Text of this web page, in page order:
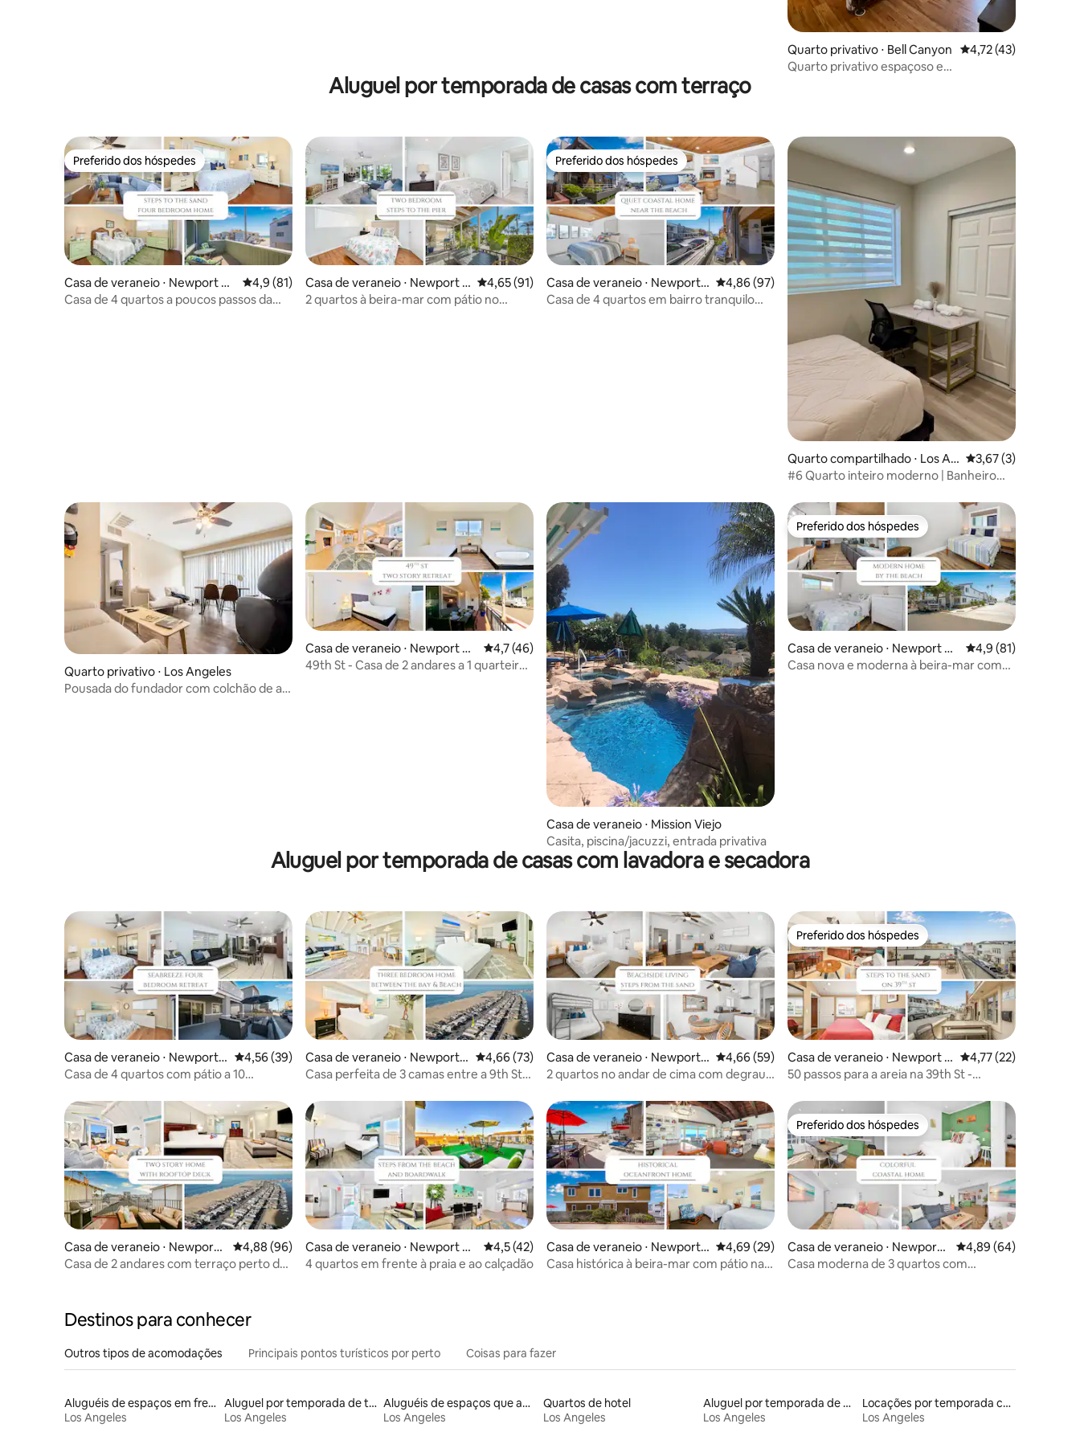
Quarto privativo ⋅ Bell Canyon 4,72 de uma
4,72 (43)
Quarto privativo espaçoso e
Aluguel por temporada de casas com terraço
Preferido dos hóspedes
Preferido dos hóspedes
Casa de veraneio ⋅ Newport Be
ach
4,9 de uma avaliação média de 5, 81 avaliações
4,9 (81)
Casa de 4 quartos a poucos passos da
Casa de veraneio ⋅ Newport B
each
4,65 de uma avaliação média de 5, 91 avaliações
4,65 (91)
2 quartos à beira-mar com pátio no
Preferido dos hóspedes
Preferido dos hóspedes
Casa de veraneio ⋅ Newport
Beach
4,86 de uma avaliação média de 5, 97 avaliações
4,86 (97)
Casa de 4 quartos em bairro tranquilo
Quarto compartilhado ⋅ Los An
geles
3,67 de uma
3,67 (3)
#6 Quarto inteiro moderno | Banheiro
Quarto privativo ⋅ Los Angeles
Pousada do fundador com colchão de ar
Casa de veraneio ⋅ Newport Be
ach
4,7 de uma avaliação média de 5, 46 avaliações
4,7 (46)
49th St - Casa de 2 andares a 1 quarteirão
Casa de veraneio ⋅ Mission Viejo
Casita, piscina/jacuzzi, entrada privativa
Preferido dos hóspedes
Preferido dos hóspedes
Casa de veraneio ⋅ Newport Be
ach
4,9 de uma
4,9 (81)
Casa nova e moderna à beira-mar com
Aluguel por temporada de casas com lavadora e secadora
Casa de veraneio ⋅ Newport B
each
4,56 de uma avaliação média de 5, 39 avaliações
4,56 (39)
Casa de 4 quartos com pátio a 10
Casa de veraneio ⋅ Newport B
each
4,66 de uma avaliação média de 5, 73 avaliações
4,66 (73)
Casa perfeita de 3 camas entre a 9th St
Casa de veraneio ⋅ Newport
Beach
4,66 de uma avaliação média de 5, 59 avaliações
4,66 (59)
2 quartos no andar de cima com degraus
Preferido dos hóspedes
Preferido dos hóspedes
Casa de veraneio ⋅ Newport B
each
4,77 de uma
4,77 (22)
50 passos para a areia na 39th St -
Casa de veraneio ⋅ Newport
Beach
4,88 de uma avaliação média de 5, 96 avaliações
4,88 (96)
Casa de 2 andares com terraço perto de
Casa de veraneio ⋅ Newport Be
ach
4,5 de uma avaliação média de 5, 42 avaliações
4,5 (42)
4 quartos em frente à praia e ao calçadão
Casa de veraneio ⋅ Newport
Beach
4,69 de uma avaliação média de 5, 29 avaliações
4,69 (29)
Casa histórica à beira-mar com pátio na
Preferido dos hóspedes
Preferido dos hóspedes
Casa de veraneio ⋅ Newport
Beach
4,89 de uma
4,89 (64)
Casa moderna de 3 quartos com
Destinos para conhecer
Outros tipos de acomodações Principais pontos turísticos por perto Coisas para fazer
Aluguéis de espaços em frente à praia
Los Angeles
Aluguel por temporada de townhouses
Los Angeles
Aluguéis de espaços que aceitam animais de estimação
Los Angeles
Quartos de hotel
Los Angeles
Aluguel por temporada de microcasas
Los Angeles
Locações por temporada com piscina
Los Angeles